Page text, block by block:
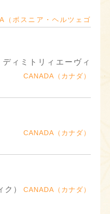
（ボスニア・ヘルツェゴ
ィミトリィエーヴィ
CANADA（カナダ）
CANADA（カナダ）
ク）
CANADA（カナダ）